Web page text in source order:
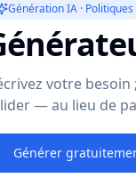
Génération IA · Politiques
votre
— au lieu de
Générer